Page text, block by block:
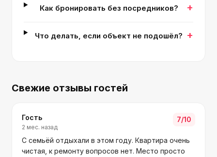
Как бронировать без посредников? +
Что делать, если объект не подошёл? +
Свежие отзывы гостей
Гость
2 мес. назад
7/10
С семьёй отдыхали в этом году. Квартира очень
чистая, к ремонту вопросов нет. Место просто